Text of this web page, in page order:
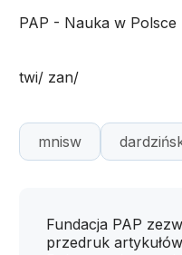
PAP - Nauka w Polsce
twi/ zan/
mnisw
Fundacja PAP
przedruk